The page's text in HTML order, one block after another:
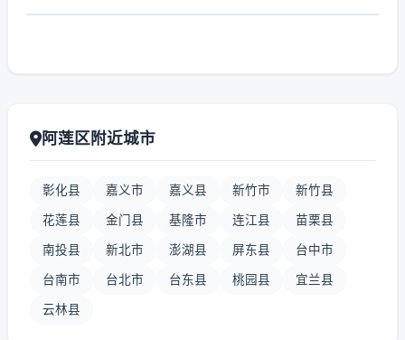
阿莲区附近城市
彰化县 嘉义市 嘉义县 新竹市 新竹县
花莲县 金门县 基隆市 连江县 苗栗县
南投县 新北市 澎湖县 屏东县 台中市
台南市 台北市 台东县 桃园县 宜兰县
云林县